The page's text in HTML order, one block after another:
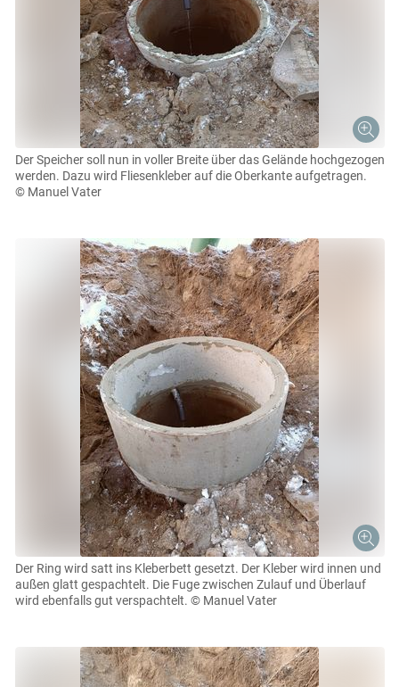
Der Speicher soll nun in voller Breite über das Gelände hochgezogen
werden. Dazu wird Fliesenkleber auf die Oberkante aufgetragen.
© Manuel Vater
Der Ring wird satt ins Kleberbett gesetzt. Der Kleber wird innen und
außen glatt gespachtelt. Die Fuge zwischen Zulauf und Überlauf
wird ebenfalls gut verspachtelt. © Manuel Vater